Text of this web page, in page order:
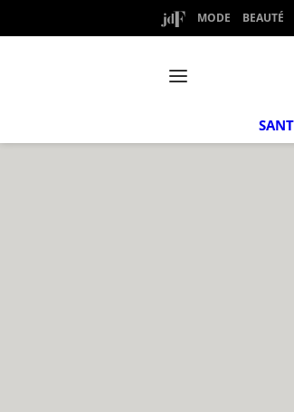
MODE BEAUTÉ